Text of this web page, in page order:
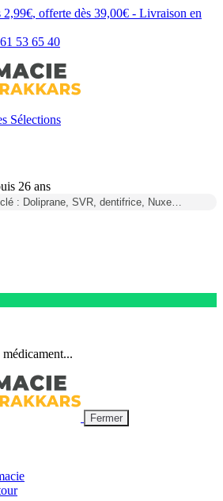
2,99€, offerte dès 39,00€ - Livraison en
53 65 40
Sélections
26 ans
: Doliprane, SVR, dentifrice, Nuxe…
Fermer